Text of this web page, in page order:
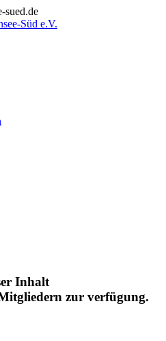
sued.de
Inhalt
zur verfügung.